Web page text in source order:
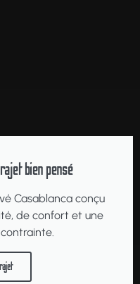
bien pensé
Casablanca conçu
de confort et une